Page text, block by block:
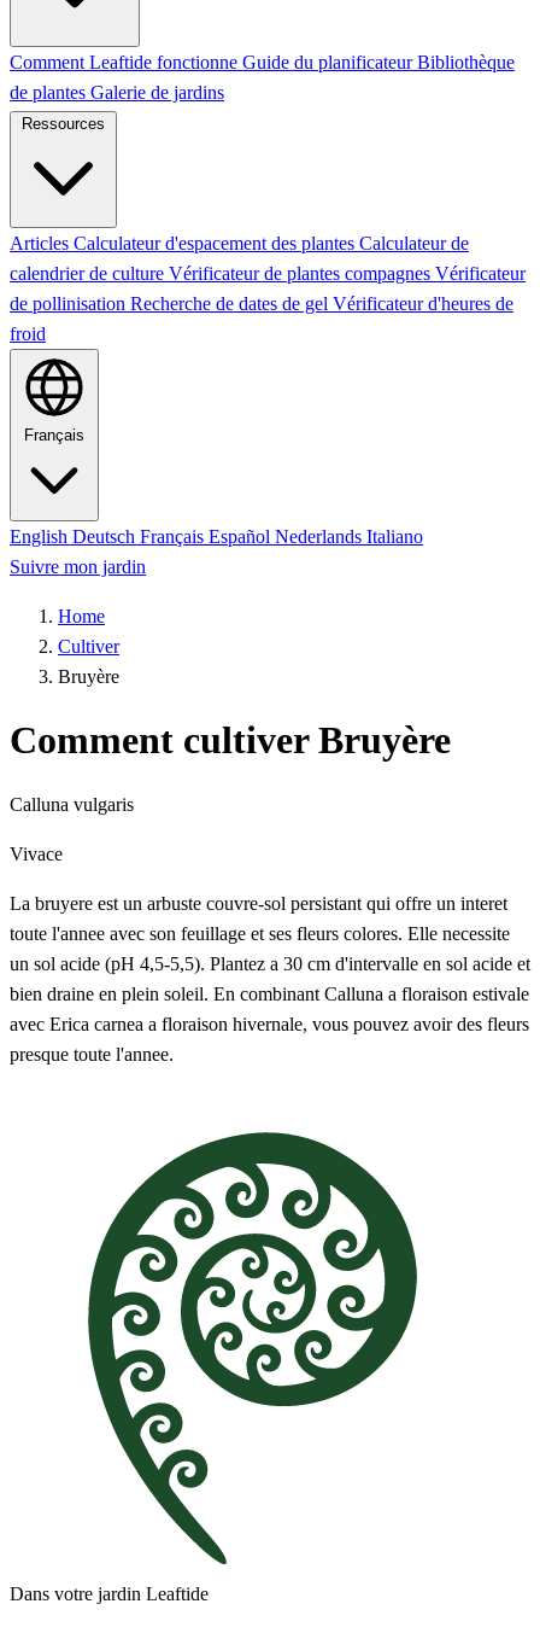
Comment Leaftide fonctionne Guide du planificateurBibliothèque
de plantes Galerie de jardins
Ressources
Articles Calculateur d'espacement des plantes Calculateur de
calendrier de culture Vérificateur de plantes compagnes Vérificateur
de pollinisation Recherche de dates de gel Vérificateur d'heures de
froid
Français
English Deutsch Français Español Nederlands Italiano
Suivre mon jardin
Home
Cultiver
Bruyère
Comment cultiver Bruyère
Calluna vulgaris
Vivace
La bruyere est un arbuste couvre-sol persistant qui offre un interet
toute l'annee avec son feuillage et ses fleurs colores. Elle necessite
un sol acide (pH 4,5-5,5). Plantez a 30 cm d'intervalle en sol acide et
bien draine en plein soleil. En combinant Calluna a floraison estivale
avec Erica carnea a floraison hivernale, vous pouvez avoir des fleurs
presque toute l'annee.
Dans votre jardin Leaftide